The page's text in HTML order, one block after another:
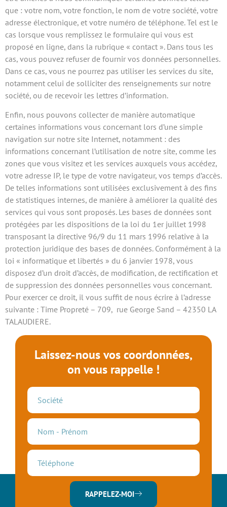
que : votre nom, votre fonction, le nom de votre société, votre
adresse électronique, et votre numéro de téléphone. Tel est le
cas lorsque vous remplissez le formulaire qui vous est
proposé en ligne, dans la rubrique « contact ». Dans tous les
cas, vous pouvez refuser de fournir vos données personnelles.
Dans ce cas, vous ne pourrez pas utiliser les services du site,
notamment celui de solliciter des renseignements sur notre
société, ou de recevoir les lettres d’information.
Enfin, nous pouvons collecter de manière automatique
certaines informations vous concernant lors d’une simple
navigation sur notre site Internet, notamment : des
informations concernant l’utilisation de notre site, comme les
zones que vous visitez et les services auxquels vous accédez,
votre adresse IP, le type de votre navigateur, vos temps d’accès.
De telles informations sont utilisées exclusivement à des fins
de statistiques internes, de manière à améliorer la qualité des
services qui vous sont proposés. Les bases de données sont
protégées par les dispositions de la loi du 1er juillet 1998
transposant la directive 96/9 du 11 mars 1996 relative à la
protection juridique des bases de données. Conformément à la
loi « informatique et libertés » du 6 janvier 1978, vous
disposez d’un droit d’accès, de modification, de rectification et
de suppression des données personnelles vous concernant.
Pour exercer ce droit, il vous suffit de nous écrire à l’adresse
suivante : Time Propreté – 709, rue George Sand – 42350 LA
TALAUDIERE.
Laissez-nous vos coordonnées,
on vous rappelle !
RAPPELEZ-MOI